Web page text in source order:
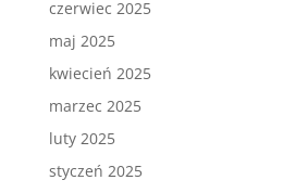
czerwiec 2025
maj 2025
kwiecień 2025
marzec 2025
luty 2025
styczeń 2025